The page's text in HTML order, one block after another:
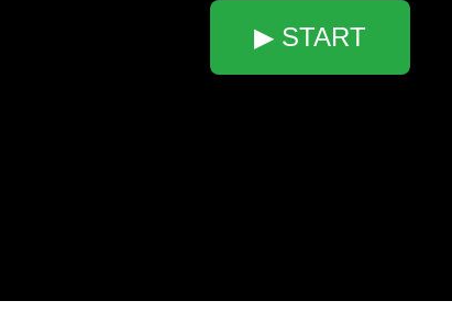
▶ START